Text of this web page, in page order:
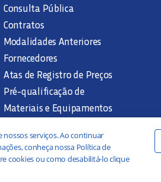
Consulta Pública
Contratos
Modalidades Anteriores
Fornecedores
Atas de Registro de Preços
Pré-qualificação de
Materiais e Equipamentos
Documentação Interna
nossos serviços. Ao continuar
conheça nossa Política de
cookies ou como desabilitá-lo clique